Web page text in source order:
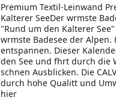
Premium Textil-Leinwand
Kalterer SeeDer wrmste
"Rund um den Kalterer
wrmste Badesee der
entspannen. Dieser
den See und fhrt durch die
schnen Ausblicken. Die
durch hohe Qualitt und
hier